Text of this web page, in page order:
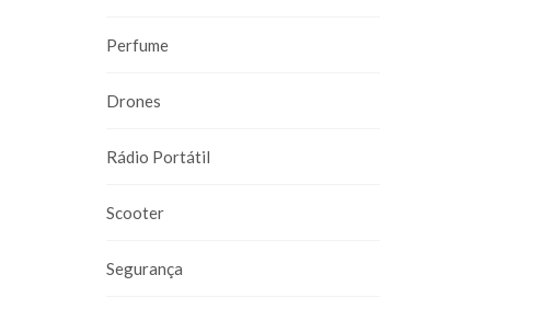
Perfume
Drones
Rádio Portátil
Scooter
Segurança